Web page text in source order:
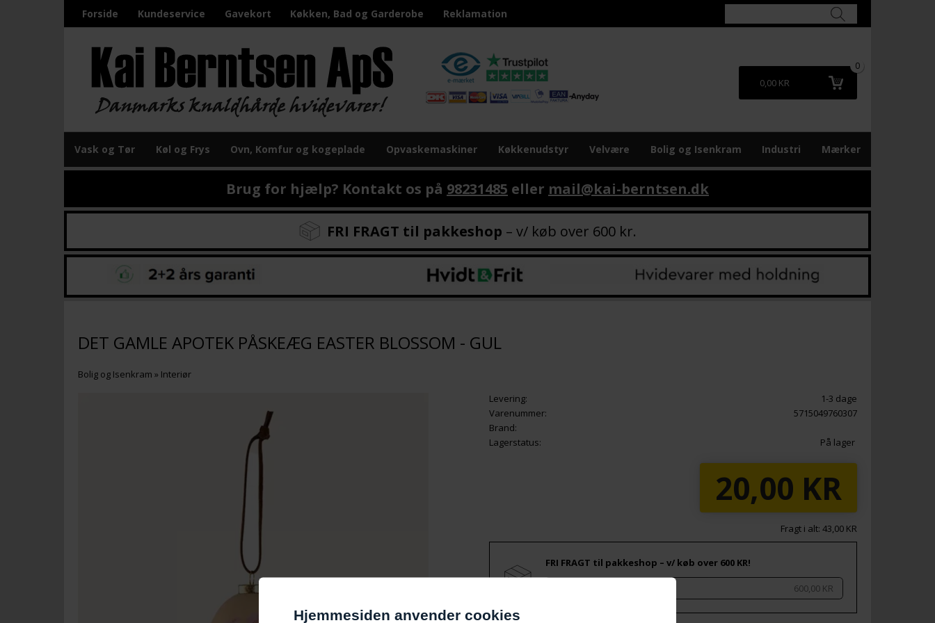
Hjemmesiden anvender cookies
0
0,00 KR
Forside Kundeservice Gavekort Køkken, Bad og Garderobe Reklamation
Vask og Tør Køl og Frys Ovn, Komfur og kogeplade Opvaskemaskiner Køkkenudstyr Velvære Bolig og Isenkram Industri Mærker
Brug for hjælp? Kontakt os på 98231485 eller mail@kai-berntsen.dk
FRI FRAGT til pakkeshop – v/ køb over 600 kr.
DET GAMLE APOTEK PÅSKEÆG EASTER BLOSSOM - GUL
Bolig og Isenkram » Interiør
Levering:
1-3 dage
Varenummer:
5715049760307
Brand:
Lagerstatus:
På lager
20,00 KR
Fragt i alt: 43,00 KR
FRI FRAGT til pakkeshop – v/ køb over 600 KR!
600,00 KR